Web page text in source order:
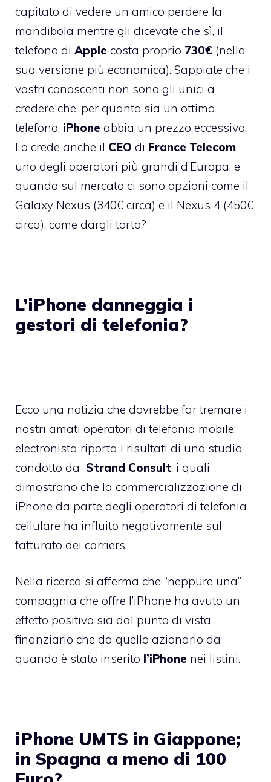
capitato di vedere un amico perdere la
mandibola mentre gli dicevate che sì, il
telefono di Apple costa proprio 730€ (nella
sua versione più economica). Sappiate che i
vostri conoscenti non sono gli unici a
credere che, per quanto sia un ottimo
telefono, iPhone abbia un prezzo eccessivo.
Lo crede anche il CEO di France Telecom,
uno degli operatori più grandi d’Europa, e
quando sul mercato ci sono opzioni come il
Galaxy Nexus (340€ circa) e il Nexus 4 (450€
circa), come dargli torto?
L’iPhone danneggia i
gestori di telefonia?
Ecco una notizia che dovrebbe far tremare i
nostri amati operatori di telefonia mobile:
electronista riporta i risultati di uno studio
condotto da Strand Consult, i quali
dimostrano che la commercializzazione di
iPhone da parte degli operatori di telefonia
cellulare ha influito negativamente sul
fatturato dei carriers.
Nella ricerca si afferma che “neppure una”
compagnia che offre l’iPhone ha avuto un
effetto positivo sia dal punto di vista
finanziario che da quello azionario da
quando è stato inserito l’iPhone nei listini.
iPhone UMTS in Giappone;
in Spagna a meno di 100